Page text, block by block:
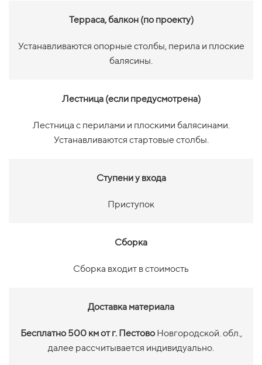
Терраса, балкон (по проекту)
Устанавливаются опорные столбы, перила и плоские
балясины.
Лестница (если предусмотрена)
Лестница с перилами и плоскими балясинами.
Устанавливаются стартовые столбы.
Ступени у входа
Приступок
Сборка
Сборка входит в стоимость
Доставка материала
Бесплатно 500 км от г. Пестово Новгородской. обл.,
далее рассчитывается индивидуально.